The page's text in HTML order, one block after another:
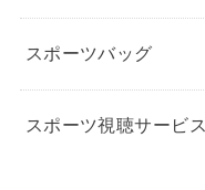
スポーツバッグ
スポーツ視聴サービス